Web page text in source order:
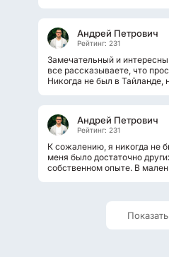
Андрей Петрович
Рейтинг: 231
Замечательный и
все рассказываете, что
Никогда не был в Тайланде,
Андрей Петрович
Рейтинг: 231
К сожалению, я никогда не
меня было достаточно
собственном опыте. В